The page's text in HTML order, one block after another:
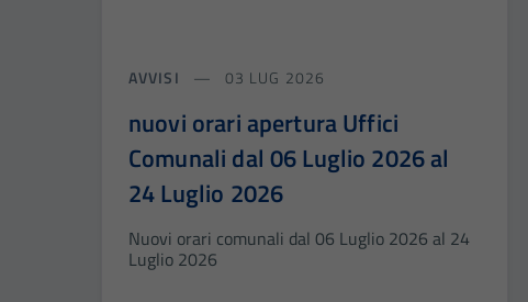
AVVISI 03 LUG 2026
nuovi orari apertura Uffici
Comunali dal 06 Luglio 2026 al
24 Luglio 2026
Nuovi orari comunali dal 06 Luglio 2026 al 24
Luglio 2026